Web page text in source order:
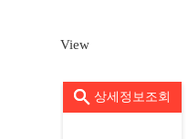
View
상세정보조회